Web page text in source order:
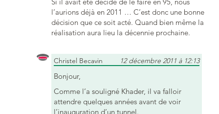
l’aurions déjà en 2011 … C’est donc une bonne
décision que ce soit acté. Quand bien même la
réalisation aura lieu la décennie prochaine.
Christel Becavin 12 décembre 2011 à 12:13
Bonjour,
Comme l’a souligné Khader, il va falloir
attendre quelques années avant de voir
l’inauguration d’un tunnel.